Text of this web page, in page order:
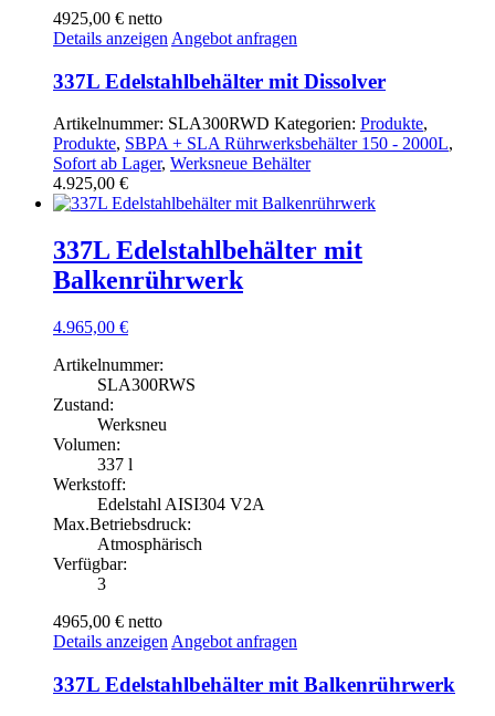
4925,00 € netto
Details anzeigen Angebot anfragen
337L Edelstahlbehälter mit Dissolver
Artikelnummer: SLA300RWD Kategorien: Produkte,
Produkte, SBPA + SLA Rührwerksbehälter 150 - 2000L,
Sofort ab Lager, Werksneue Behälter
4.925,00 €
337L Edelstahlbehälter mit
Balkenrührwerk
4.965,00 €
Artikelnummer:
SLA300RWS
Zustand:
Werksneu
Volumen:
337 l
Werkstoff:
Edelstahl AISI304 V2A
Max.Betriebsdruck:
Atmosphärisch
Verfügbar:
3
4965,00 € netto
Details anzeigen Angebot anfragen
337L Edelstahlbehälter mit Balkenrührwerk